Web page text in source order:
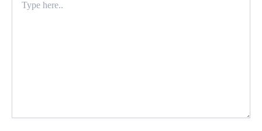
here..